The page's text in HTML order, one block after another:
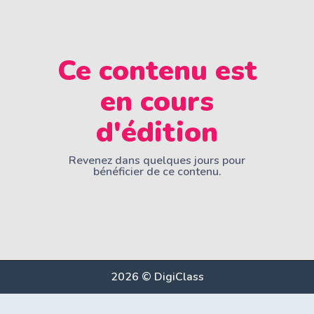
Ce contenu est
en cours
d'édition
Revenez dans quelques jours pour
bénéficier de ce contenu.
2026 © DigiClass